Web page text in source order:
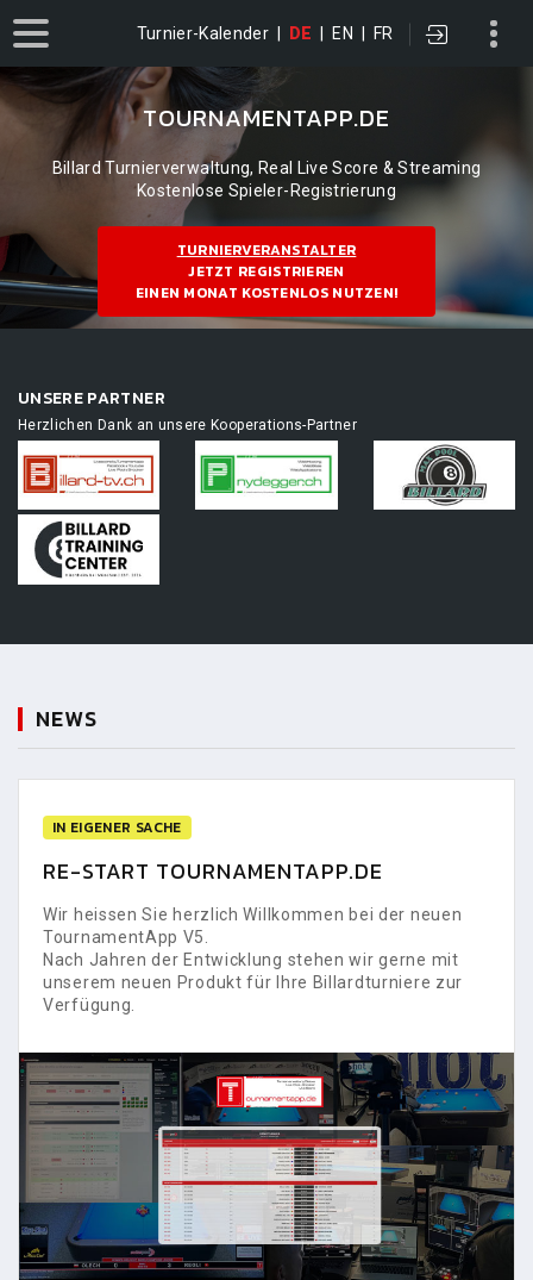
Turnier-Kalender DE EN FR
TOURNAMENTAPP.DE
Billard Turnierverwaltung, Real Live Score & Streaming
Kostenlose Spieler-Registrierung
TURNIERVERANSTALTER
JETZT REGISTRIEREN
EINEN MONAT KOSTENLOS NUTZEN!
UNSERE PARTNER
Herzlichen Dank an unsere Kooperations-Partner
NEWS
IN EIGENER SACHE
RE-START TOURNAMENTAPP.DE
Wir heissen Sie herzlich Willkommen bei der neuen
TournamentApp V5.
Nach Jahren der Entwicklung stehen wir gerne mit
unserem neuen Produkt für Ihre Billardturniere zur
Verfügung.